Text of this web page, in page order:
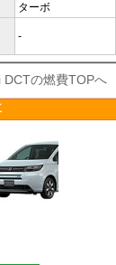
ターボ
-
の燃費TOPへ